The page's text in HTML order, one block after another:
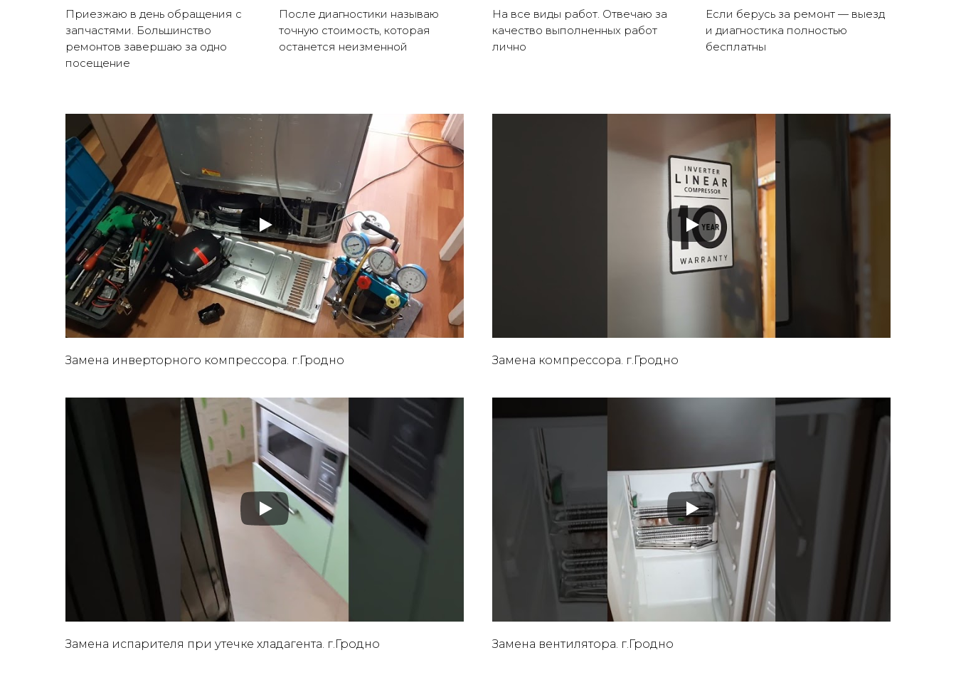
Приезжаю в день обращения с
запчастями. Большинство
ремонтов завершаю за одно
посещение
После диагностики называю
точную стоимость, которая
останется неизменной
На все виды работ. Отвечаю за
качество выполненных работ
лично
Если берусь за ремонт — выезд
и диагностика полностью
бесплатны
Замена инверторного компрессора. г.Гродно Замена компрессора. г.Гродно
Замена испарителя при утечке хладагента. г.Гродно Замена вентилятора. г.Гродно